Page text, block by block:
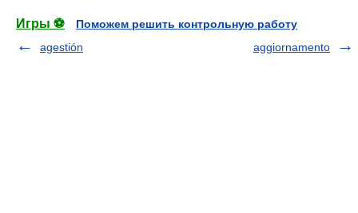
Игры ⚽
Поможем решить контрольную работу
agestión
aggiornamento